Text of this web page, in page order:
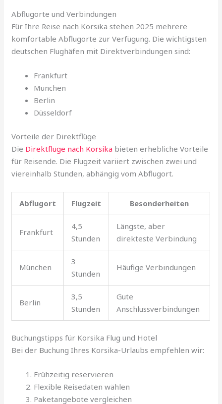
Abflugorte und Verbindungen
Für Ihre Reise nach Korsika stehen 2025 mehrere
komfortable Abflugorte zur Verfügung. Die wichtigsten
deutschen Flughäfen mit Direktverbindungen sind:
Frankfurt
München
Berlin
Düsseldorf
Vorteile der Direktflüge
Die Direktflüge nach Korsika bieten erhebliche Vorteile
für Reisende. Die Flugzeit variiert zwischen zwei und
viereinhalb Stunden, abhängig vom Abflugort.
Abflugort Flugzeit Besonderheiten
Frankfurt
4,5
Stunden
Längste, aber
direkteste Verbindung
München
3
Stunden
Häufige Verbindungen
Berlin
3,5
Stunden
Gute
Anschlussverbindungen
Buchungstipps für Korsika Flug und Hotel
Bei der Buchung Ihres Korsika-Urlaubs empfehlen wir:
Frühzeitig reservieren
Flexible Reisedaten wählen
Paketangebote vergleichen